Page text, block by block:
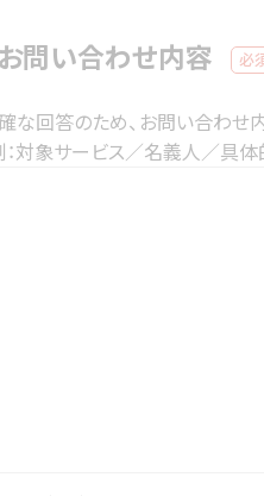
お問い合わせ内容 必
な回答のため、お問い合わせ
：対象サービス／名義人／具